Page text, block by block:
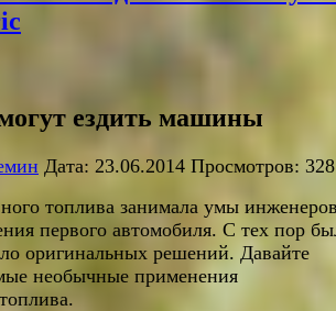
ездить машины
Дата: 23.06.2014 Просмотров:
топлива занимала умы
первого автомобиля. С тех пор
оригинальных решений. Давайте
необычные применения